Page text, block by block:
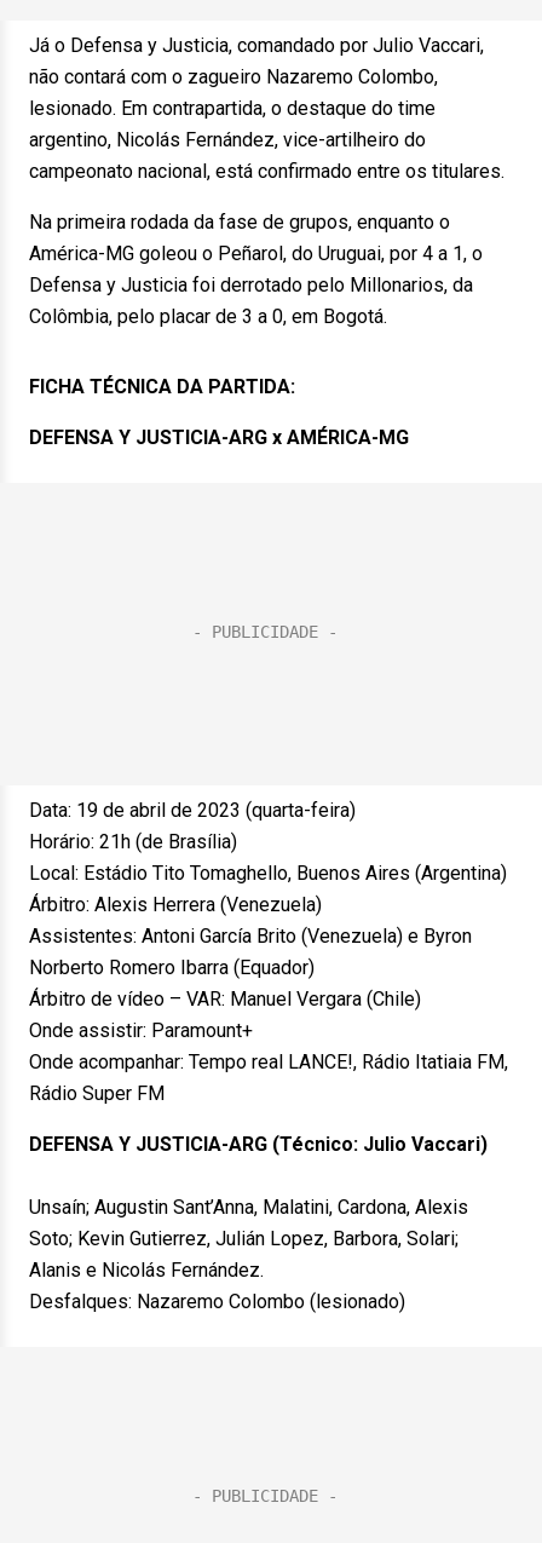
Já o Defensa y Justicia, comandado por Julio Vaccari,
não contará com o zagueiro Nazaremo Colombo,
lesionado. Em contrapartida, o destaque do time
argentino, Nicolás Fernández, vice-artilheiro do
campeonato nacional, está confirmado entre os titulares.
Na primeira rodada da fase de grupos, enquanto o
América-MG goleou o Peñarol, do Uruguai, por 4 a 1, o
Defensa y Justicia foi derrotado pelo Millonarios, da
Colômbia, pelo placar de 3 a 0, em Bogotá.
FICHA TÉCNICA DA PARTIDA:
DEFENSA Y JUSTICIA-ARG x AMÉRICA-MG
Data: 19 de abril de 2023 (quarta-feira)
Horário: 21h (de Brasília)
Local: Estádio Tito Tomaghello, Buenos Aires (Argentina)
Árbitro: Alexis Herrera (Venezuela)
Assistentes: Antoni García Brito (Venezuela) e Byron
Norberto Romero Ibarra (Equador)
Árbitro de vídeo – VAR: Manuel Vergara (Chile)
Onde assistir: Paramount+
Onde acompanhar: Tempo real LANCE!, Rádio Itatiaia FM,
Rádio Super FM
DEFENSA Y JUSTICIA-ARG (Técnico: Julio Vaccari)
Unsaín; Augustin Sant’Anna, Malatini, Cardona, Alexis
Soto; Kevin Gutierrez, Julián Lopez, Barbora, Solari;
Alanis e Nicolás Fernández.
Desfalques: Nazaremo Colombo (lesionado)